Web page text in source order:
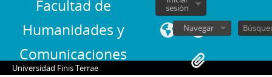
Facultad de
Humanidades y
Comunicaciones
sesión
Navegar
Universidad Finis Terrae